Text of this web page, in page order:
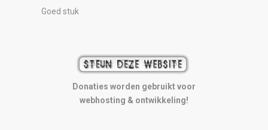
Goed stuk
Donaties worden gebruikt voor
webhosting & ontwikkeling!